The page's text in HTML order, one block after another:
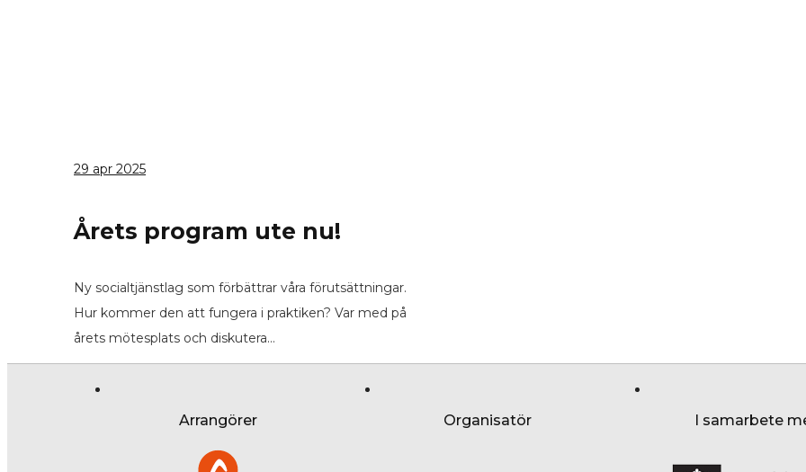
29 apr 2025
Årets program ute nu!
Ny socialtjänstlag som förbättrar våra förutsättningar.
Hur kommer den att fungera i praktiken? Var med på
årets mötesplats och diskutera…
Arrangörer Organisatör I samarbete